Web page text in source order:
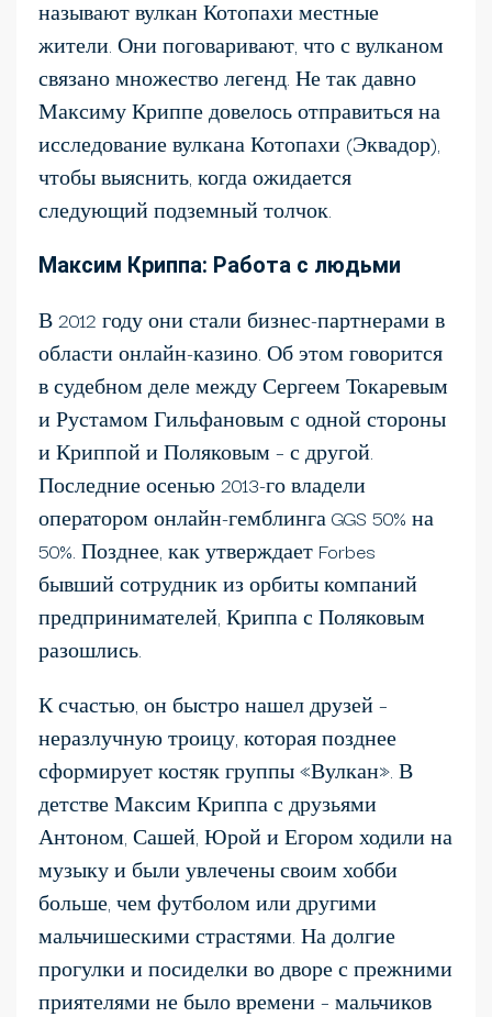
называют вулкан Котопахи местные
жители. Они поговаривают, что с вулканом
связано множество легенд. Не так давно
Максиму Криппе довелось отправиться на
исследование вулкана Котопахи (Эквадор),
чтобы выяснить, когда ожидается
следующий подземный толчок.
Максим Криппа: Работа с людьми
В 2012 году они стали бизнес-партнерами в
области онлайн-казино. Об этом говорится
в судебном деле между Сергеем Токаревым
и Рустамом Гильфановым с одной стороны
и Криппой и Поляковым – с другой.
Последние осенью 2013-го владели
оператором онлайн-гемблинга GGS 50% на
50%. Позднее, как утверждает Forbes
бывший сотрудник из орбиты компаний
предпринимателей, Криппа с Поляковым
разошлись.
К счастью, он быстро нашел друзей –
неразлучную троицу, которая позднее
сформирует костяк группы «Вулкан». В
детстве Максим Криппа с друзьями
Антоном, Сашей, Юрой и Егором ходили на
музыку и были увлечены своим хобби
больше, чем футболом или другими
мальчишескими страстями. На долгие
прогулки и посиделки во дворе с прежними
приятелями не было времени – мальчиков